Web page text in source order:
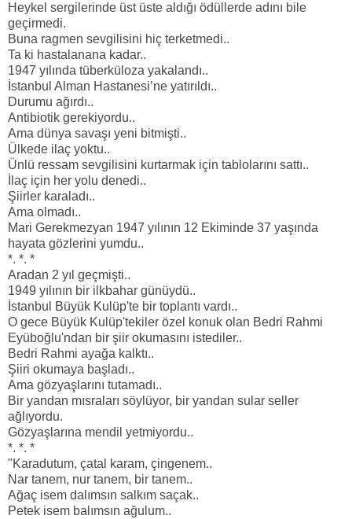
Heykel sergilerinde üst üste aldığı ödüllerde adını bile
geçirmedi.
Buna ragmen sevgilisini hiç terketmedi..
Ta ki hastalanana kadar..
1947 yılında tüberküloza yakalandı..
İstanbul Alman Hastanesi’ne yatırıldı..
Durumu ağırdı..
Antibiotik gerekiyordu..
Ama dünya savaşı yeni bitmişti..
Ülkede ilaç yoktu..
Ünlü ressam sevgilisini kurtarmak için tablolarını sattı..
İlaç için her yolu denedi..
Şiirler karaladı..
Ama olmadı..
Mari Gerekmezyan 1947 yılının 12 Ekiminde 37 yaşında
hayata gözlerini yumdu..
*. *. *
Aradan 2 yıl geçmişti..
1949 yılının bir ilkbahar günüydü..
İstanbul Büyük Kulüp'te bir toplantı vardı..
O gece Büyük Kulüp'tekiler özel konuk olan Bedri Rahmi
Eyüboğlu'ndan bir şiir okumasını istediler..
Bedri Rahmi ayağa kalktı..
Şiiri okumaya başladı..
Ama gözyaşlarını tutamadı..
Bir yandan mısraları söylüyor, bir yandan sular seller
ağlıyordu.
Gözyaşlarına mendil yetmiyordu..
*. *. *
"Karadutum, çatal karam, çingenem..
Nar tanem, nur tanem, bir tanem..
Ağaç isem dalımsın salkım saçak..
Petek isem balımsın ağulum..